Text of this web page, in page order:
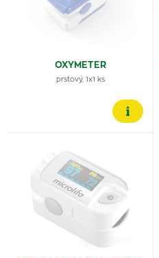
OXYMETER
prstový, 1x1 ks